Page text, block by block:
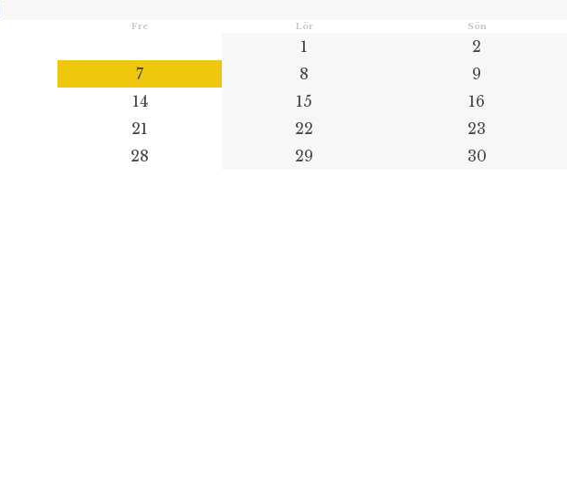
Fre Lör Sön
1
2
7 8
9
14 15
16
21 22
23
28 29
30